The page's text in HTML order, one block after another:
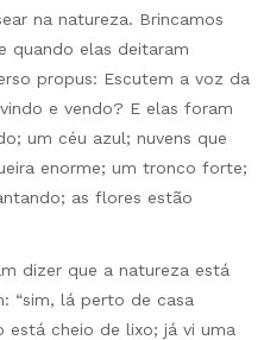
na natureza. Brincamos
quando elas deitaram
propus: Escutem a voz da
e vendo? E elas foram
um céu azul; nuvens que
enorme; um tronco forte;
as flores estão
dizer que a natureza está
“sim, lá perto de casa
cheio de lixo; já vi uma